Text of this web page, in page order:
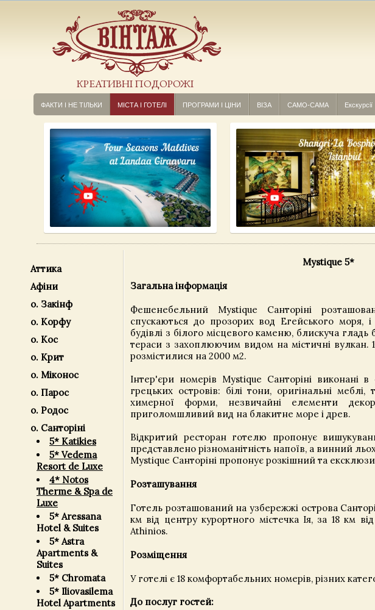
КРЕАТИВНІ ПОДОРОЖІ
ФАКТИ І НЕ ТІЛЬКИ МІСТА І ГОТЕЛІ ПРОГРАМИ І ЦІНИ ВІЗА САМО-САМА Екскурсії
Аттика
Афіни
о. Закінф
о. Корфу
о. Кос
о. Крит
о. Міконос
о. Парос
о. Родос
о. Санторіні
5* Katikies
5* Vedema
Resort de Luxe
4* Notos
Therme & Spa de
Luxe
5* Aressana
Hotel & Suites
5* Astra
Apartments &
Suites
5* Chromata
5* Iliovasilema
Hotel Apartments
Mystique 5*
Загальна інформація
Фешенебельний Mystique Санторіні
спускаються до прозорих вод Егейського моря, і
будівлі з білого місцевого каменю, блискуча
тераси з захоплюючим видом на містичні вулкан.
розмістилися на 2000 м2.
Інтер'єри номерів Mystique Санторіні виконані
грецьких островів: білі тони, оригінальні
химерної форми, незвичайні елементи
приголомшливий вид на блакитне море і древ.
Відкритий ресторан готелю пропонує
представлено різноманітність напоїв, а винний
Mystique Санторіні пропонує розкішний та
Розташування
Готель розташований на узбережжі острова
км від центру курортного містечка Ія, за 18 км
Athinios.
Розміщення
У готелі є 18 комфортабельних номерів, різних
До послуг гостей: